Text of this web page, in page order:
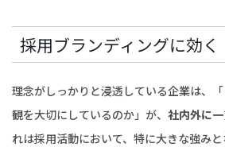
採用ブランディングに効く
理念がしっかりと浸透している企業は、
観を大切にしているのか」が、 社内外に
れは採用活動において、特に大きな強みと